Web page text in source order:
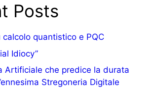
Posts
calcolo quantistico e PQC
Idiocy”
Artificiale che predice la durata
Stregoneria Digitale